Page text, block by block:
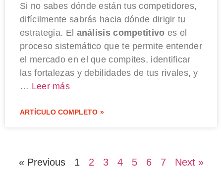
Si no sabes dónde están tus competidores,
difícilmente sabrás hacia dónde dirigir tu
estrategia. El análisis competitivo es el
proceso sistemático que te permite entender
el mercado en el que compites, identificar
las fortalezas y debilidades de tus rivales, y
… Leer más
ARTÍCULO COMPLETO »
« Previous 1 2 3 4 5 6 7 Next »